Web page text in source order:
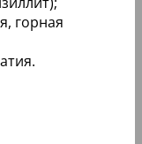
горная